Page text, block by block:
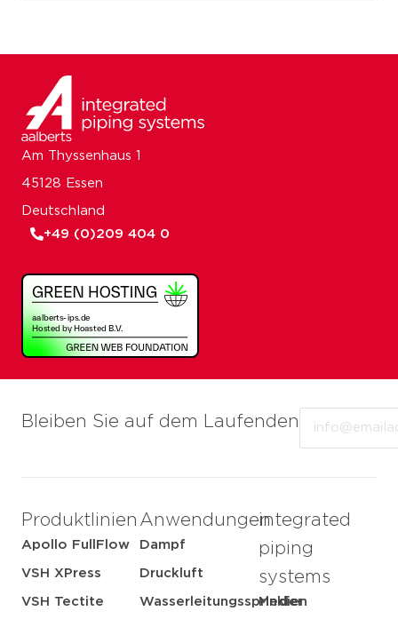
Bleiben Sie auf dem Laufenden
Produktlinien
Apollo FullFlow
VSH XPress
VSH Tectite
Anwendungen
Dampf
Druckluft
Wasserleitungssprinkler
integrated
piping
systems
Medien
Am Thyssenhaus 1
45128 Essen
Deutschland
+49 (0)209 404 0